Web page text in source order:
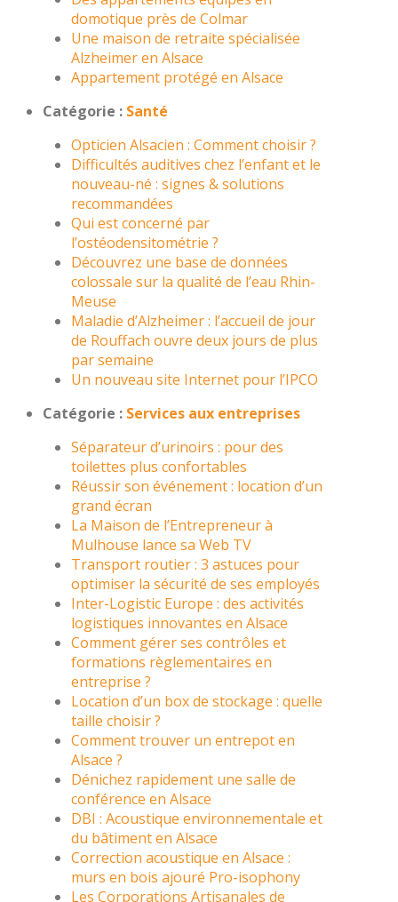
domotique près de Colmar
Une maison de retraite spécialisée
Alzheimer en Alsace
Appartement protégé en Alsace
Catégorie : Santé
Opticien Alsacien : Comment choisir ?
Difficultés auditives chez l’enfant et le
nouveau-né : signes & solutions
recommandées
Qui est concerné par
l’ostéodensitométrie ?
Découvrez une base de données
colossale sur la qualité de l’eau Rhin-
Meuse
Maladie d’Alzheimer : l’accueil de jour
de Rouffach ouvre deux jours de plus
par semaine
Un nouveau site Internet pour l’IPCO
Catégorie : Services aux entreprises
Séparateur d’urinoirs : pour des
toilettes plus confortables
Réussir son événement : location d’un
grand écran
La Maison de l’Entrepreneur à
Mulhouse lance sa Web TV
Transport routier : 3 astuces pour
optimiser la sécurité de ses employés
Inter-Logistic Europe : des activités
logistiques innovantes en Alsace
Comment gérer ses contrôles et
formations règlementaires en
entreprise ?
Location d’un box de stockage : quelle
taille choisir ?
Comment trouver un entrepot en
Alsace ?
Dénichez rapidement une salle de
conférence en Alsace
DBI : Acoustique environnementale et
du bâtiment en Alsace
Correction acoustique en Alsace :
murs en bois ajouré Pro-isophony
Les Corporations Artisanales de